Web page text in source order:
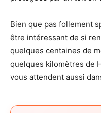
Bien que pas follement
être intéressant de si
quelques centaines de
quelques kilomètres de
vous attendent aussi